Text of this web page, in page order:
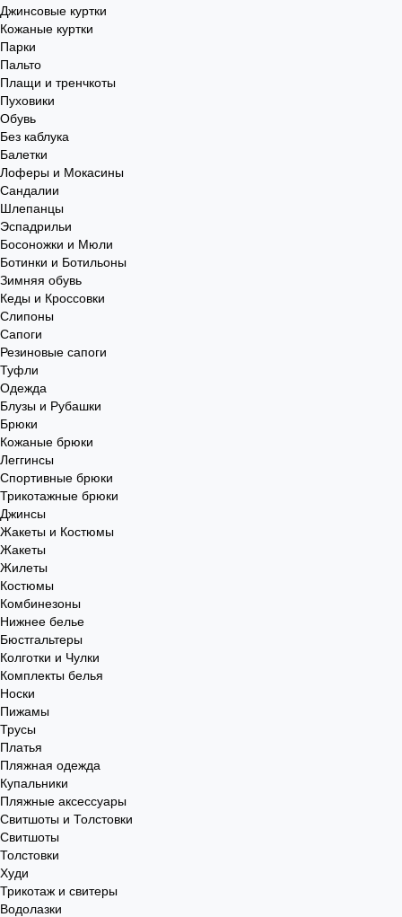
Джинсовые куртки
Кожаные куртки
Парки
Пальто
Плащи и тренчкоты
Пуховики
Обувь
Без каблука
Балетки
Лоферы и Мокасины
Сандалии
Шлепанцы
Эспадрильи
Босоножки и Мюли
Ботинки и Ботильоны
Зимняя обувь
Кеды и Кроссовки
Слипоны
Сапоги
Резиновые сапоги
Туфли
Одежда
Блузы и Рубашки
Брюки
Кожаные брюки
Леггинсы
Спортивные брюки
Трикотажные брюки
Джинсы
Жакеты и Костюмы
Жакеты
Жилеты
Костюмы
Комбинезоны
Нижнее белье
Бюстгальтеры
Колготки и Чулки
Комплекты белья
Носки
Пижамы
Трусы
Платья
Пляжная одежда
Купальники
Пляжные аксессуары
Свитшоты и Толстовки
Свитшоты
Толстовки
Худи
Трикотаж и свитеры
Водолазки